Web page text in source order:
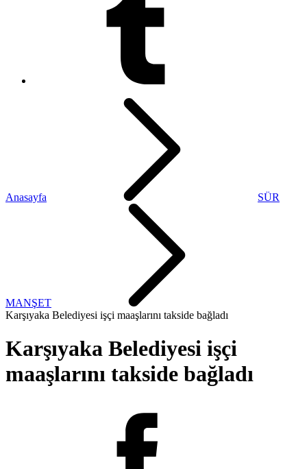
Anasayfa SÜR
MANŞET
Karşıyaka Belediyesi işçi maaşlarını takside bağladı
Karşıyaka Belediyesi işçi
maaşlarını takside bağladı